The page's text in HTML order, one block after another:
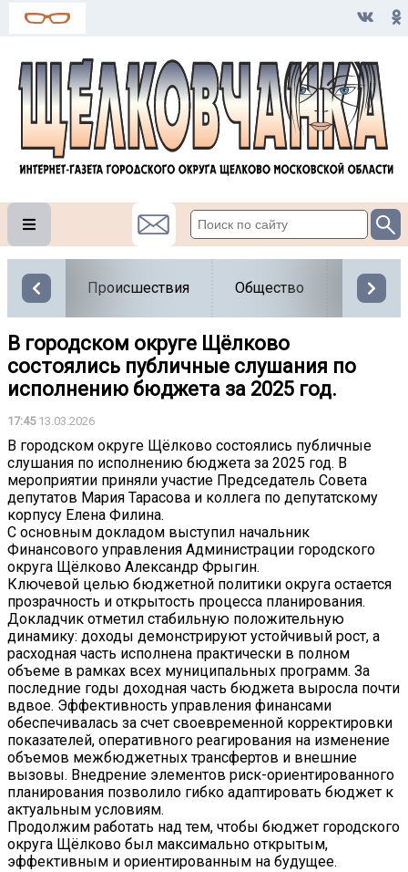
Происшествия Общество Власть
В городском округе Щёлково
состоялись публичные слушания по
исполнению бюджета за 2025 год.
17:4513.03.2026
В городском округе Щёлково состоялись публичные
слушания по исполнению бюджета за 2025 год. В
мероприятии приняли участие Председатель Совета
депутатов Мария Тарасова и коллега по депутатскому
корпусу Елена Филина.
С основным докладом выступил начальник
Финансового управления Администрации городского
округа Щёлково Александр Фрыгин.
Ключевой целью бюджетной политики округа остается
прозрачность и открытость процесса планирования.
Докладчик отметил стабильную положительную
динамику: доходы демонстрируют устойчивый рост, а
расходная часть исполнена практически в полном
объеме в рамках всех муниципальных программ. За
последние годы доходная часть бюджета выросла почти
вдвое. Эффективность управления финансами
обеспечивалась за счет своевременной корректировки
показателей, оперативного реагирования на изменение
объемов межбюджетных трансфертов и внешние
вызовы. Внедрение элементов риск-ориентированного
планирования позволило гибко адаптировать бюджет к
актуальным условиям.
Продолжим работать над тем, чтобы бюджет городского
округа Щёлково был максимально открытым,
эффективным и ориентированным на будущее.